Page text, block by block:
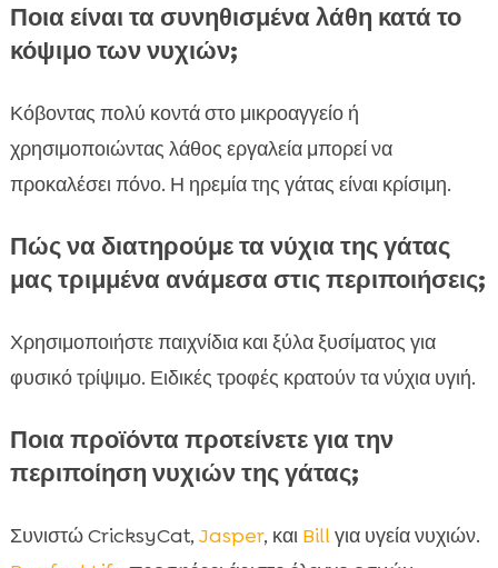
Ποια είναι τα συνηθισμένα λάθη κατά το
κόψιμο των νυχιών;
Κόβοντας πολύ κοντά στο μικροαγγείο ή
χρησιμοποιώντας λάθος εργαλεία μπορεί να
προκαλέσει πόνο. Η ηρεμία της γάτας είναι κρίσιμη.
Πώς να διατηρούμε τα νύχια της γάτας
μας τριμμένα ανάμεσα στις περιποιήσεις;
Χρησιμοποιήστε παιχνίδια και ξύλα ξυσίματος για
φυσικό τρίψιμο. Ειδικές τροφές κρατούν τα νύχια υγιή.
Ποια προϊόντα προτείνετε για την
περιποίηση νυχιών της γάτας;
Συνιστώ CricksyCat, Jasper, και Billγια υγεία νυχιών.